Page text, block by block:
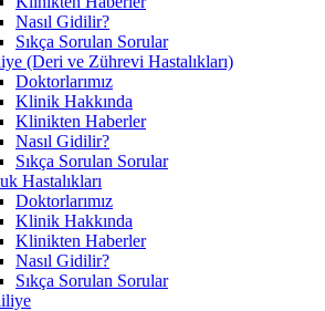
Nasıl Gidilir?
Sıkça Sorulan Sorular
(Deri ve Zührevi Hastalıkları)
Doktorlarımız
Klinik Hakkında
Klinikten Haberler
Nasıl Gidilir?
Sıkça Sorulan Sorular
Hastalıkları
Doktorlarımız
Klinik Hakkında
Klinikten Haberler
Nasıl Gidilir?
Sıkça Sorulan Sorular